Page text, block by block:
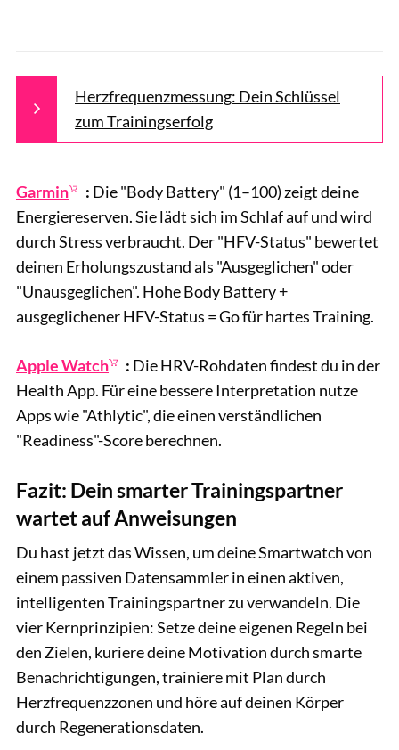
Herzfrequenzmessung: Dein Schlüssel
zum Trainingserfolg
Garmin : Die "Body Battery" (1–100) zeigt deine
Energiereserven. Sie lädt sich im Schlaf auf und wird
durch Stress verbraucht. Der "HFV-Status" bewertet
deinen Erholungszustand als "Ausgeglichen" oder
"Unausgeglichen". Hohe Body Battery +
ausgeglichener HFV-Status = Go für hartes Training.
Apple Watch : Die HRV-Rohdaten findest du in der
Health App. Für eine bessere Interpretation nutze
Apps wie "Athlytic", die einen verständlichen
"Readiness"-Score berechnen.
Fazit: Dein smarter Trainingspartner
wartet auf Anweisungen
Du hast jetzt das Wissen, um deine Smartwatch von
einem passiven Datensammler in einen aktiven,
intelligenten Trainingspartner zu verwandeln. Die
vier Kernprinzipien: Setze deine eigenen Regeln bei
den Zielen, kuriere deine Motivation durch smarte
Benachrichtigungen, trainiere mit Plan durch
Herzfrequenzzonen und höre auf deinen Körper
durch Regenerationsdaten.